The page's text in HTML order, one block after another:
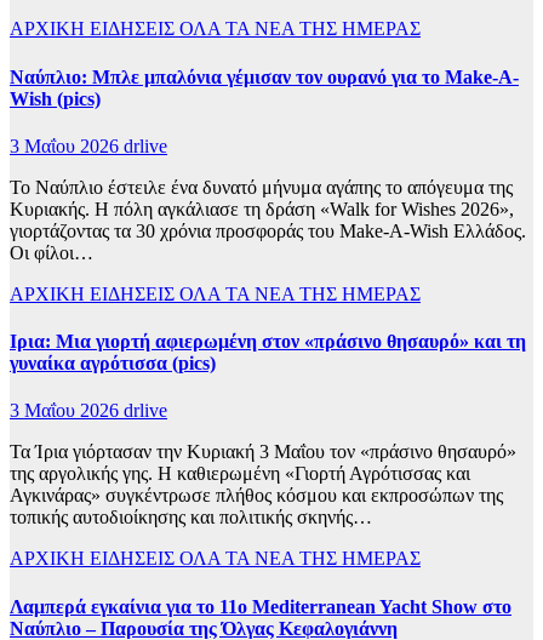
ΑΡΧΙΚΗ ΕΙΔΗΣΕΙΣ ΟΛΑ ΤΑ ΝΕΑ ΤΗΣ ΗΜΕΡΑΣ
Ναύπλιο: Μπλε μπαλόνια γέμισαν τον ουρανό για το Make-A-
Wish (pics)
3 Μαΐου 2026 drlive
Το Ναύπλιο έστειλε ένα δυνατό μήνυμα αγάπης το απόγευμα της
Κυριακής. Η πόλη αγκάλιασε τη δράση «Walk for Wishes 2026»,
γιορτάζοντας τα 30 χρόνια προσφοράς του Make-A-Wish Ελλάδος.
Οι φίλοι…
ΑΡΧΙΚΗ ΕΙΔΗΣΕΙΣ ΟΛΑ ΤΑ ΝΕΑ ΤΗΣ ΗΜΕΡΑΣ
Ιρια: Μια γιορτή αφιερωμένη στον «πράσινο θησαυρό» και τη
γυναίκα αγρότισσα (pics)
3 Μαΐου 2026 drlive
Τα Ίρια γιόρτασαν την Κυριακή 3 Μαΐου τον «πράσινο θησαυρό»
της αργολικής γης. Η καθιερωμένη «Γιορτή Αγρότισσας και
Αγκινάρας» συγκέντρωσε πλήθος κόσμου και εκπροσώπων της
τοπικής αυτοδιοίκησης και πολιτικής σκηνής…
ΑΡΧΙΚΗ ΕΙΔΗΣΕΙΣ ΟΛΑ ΤΑ ΝΕΑ ΤΗΣ ΗΜΕΡΑΣ
Λαμπερά εγκαίνια για το 11ο Mediterranean Yacht Show στο
Ναύπλιο – Παρουσία της Όλγας Κεφαλογιάννη